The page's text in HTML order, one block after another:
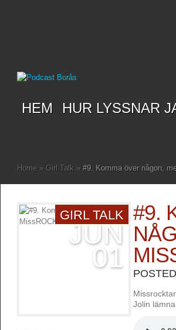
HEM HUR LYSSNAR
Home » Girl Talk » #9. Komma över någon,
GIRL TALK
JUN
01
#9.
Jolin